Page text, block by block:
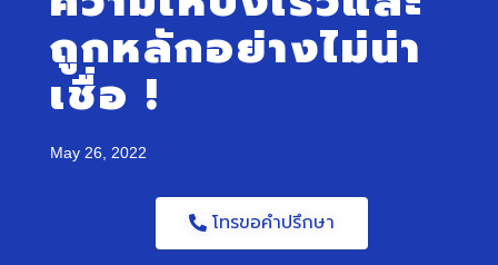
ถูกหลักอย่างไม่น่า
เชื่อ !
May 26, 2022
โทรขอคำปรึกษา